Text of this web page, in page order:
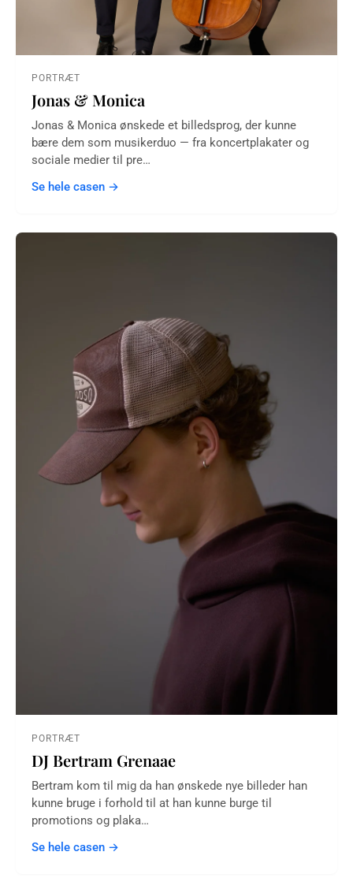
PORTRÆT
Jonas & Monica
Jonas & Monica ønskede et billedsprog, der kunne
bære dem som musikerduo — fra koncertplakater og
sociale medier til pre…
Se hele casen →
PORTRÆT
DJ Bertram Grenaae
Bertram kom til mig da han ønskede nye billeder han
kunne bruge i forhold til at han kunne burge til
promotions og plaka…
Se hele casen →